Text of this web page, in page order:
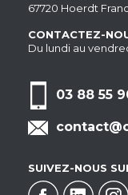
67720 Hoerdt
CONTACTEZ-
Du lundi au
03 88 55
SUIVEZ-NOUS